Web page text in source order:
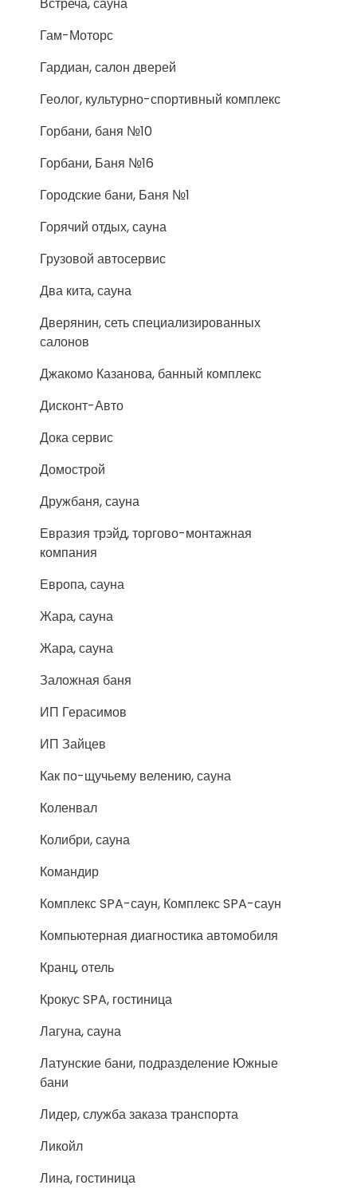
Гам-Моторс
Гардиан, салон дверей
Геолог, культурно-спортивный комплекс
Горбани, баня №10
Горбани, Баня №16
Городские бани, Баня №1
Горячий отдых, сауна
Грузовой автосервис
Два кита, сауна
Дверянин, сеть специализированных
салонов
Джакомо Казанова, банный комплекс
Дисконт-Авто
Дока сервис
Домострой
Дружбаня, сауна
Евразия трэйд, торгово-монтажная
компания
Европа, сауна
Жара, сауна
Жара, сауна
Заложная баня
ИП Герасимов
ИП Зайцев
Как по-щучьему велению, сауна
Коленвал
Колибри, сауна
Командир
Комплекс SPA-саун, Комплекс SPA-саун
Компьютерная диагностика автомобиля
Кранц, отель
Крокус SPA, гостиница
Лагуна, сауна
Латунские бани, подразделение Южные
бани
Лидер, служба заказа транспорта
Ликойл
Лина, гостиница